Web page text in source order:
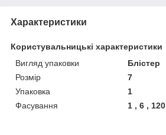
Характеристики
Користувальницькі характеристики
Вигляд упаковки
Блістер
Розмір
7
Упаковка
1
Фасування
1 , 6 , 120